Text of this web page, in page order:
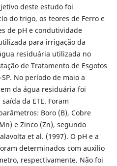
deste estudo foi
do trigo, os teores de Ferro e
de pH e condutividade
para irrigação da
residuária utilizada no
de Tratamento de Esgotos
No período de maio a
da água residuária foi
da ETE. Foram
Boro (B), Cobre
e Zinco (Zn), segundo
et al. (1997). O pH e a
determinados com auxilio
respectivamente. Não foi